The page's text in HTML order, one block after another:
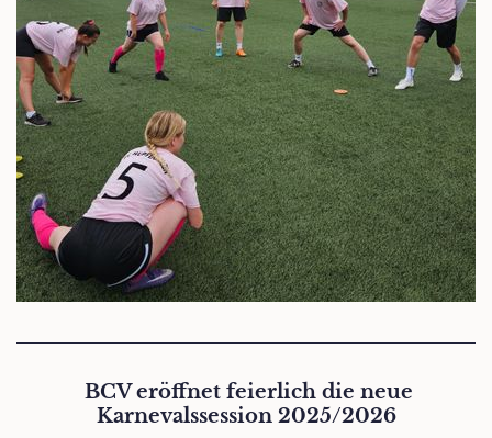
BCV eröffnet feierlich die neue
Karnevalssession 2025/2026